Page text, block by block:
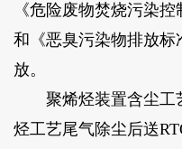
《危险废物焚烧污染控
和《恶臭污染物排放标
放。
聚烯烃装置含尘工
烃工艺尾气除尘后送